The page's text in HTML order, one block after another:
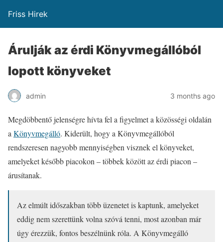
Friss Hirek
Árulják az érdi Könyvmegállóból
lopott könyveket
admin 3 months ago
Megdöbbentő jelenségre hívta fel a figyelmet a közösségi oldalán
a Könyvmegálló. Kiderült, hogy a Könyvmegállóból
rendszeresen nagyobb mennyiségben visznek el könyveket,
amelyeket később piacokon – többek között az érdi piacon –
árusítanak.
Az elmúlt időszakban több üzenetet is kaptunk, amelyeket
eddig nem szerettünk volna szóvá tenni, most azonban már
úgy érezzük, fontos beszélnünk róla. A Könyvmegálló